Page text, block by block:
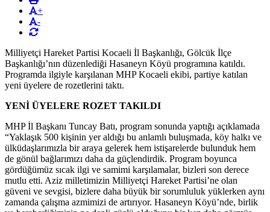
+
-
Milliyetçi Hareket Partisi Kocaeli İl Başkanlığı, Gölcük İlçe
Başkanlığı’nın düzenlediği Hasaneyn Köyü programına katıldı.
Programda ilgiyle karşılanan MHP Kocaeli ekibi, partiye katılan
yeni üyelere de rozetlerini taktı.
YENİ ÜYELERE ROZET TAKILDI
MHP İl Başkanı Tuncay Batı, program sonunda yaptığı açıklamada
“Yaklaşık 500 kişinin yer aldığı bu anlamlı buluşmada, köy halkı ve
ülküdaşlarımızla bir araya gelerek hem istişarelerde bulunduk hem
de gönül bağlarımızı daha da güçlendirdik. Program boyunca
gördüğümüz sıcak ilgi ve samimi karşılamalar, bizleri son derece
mutlu etti. Aziz milletimizin Milliyetçi Hareket Partisi’ne olan
güveni ve sevgisi, bizlere daha büyük bir sorumluluk yüklerken aynı
zamanda çalışma azmimizi de artırıyor. Hasaneyn Köyü’nde, birlik